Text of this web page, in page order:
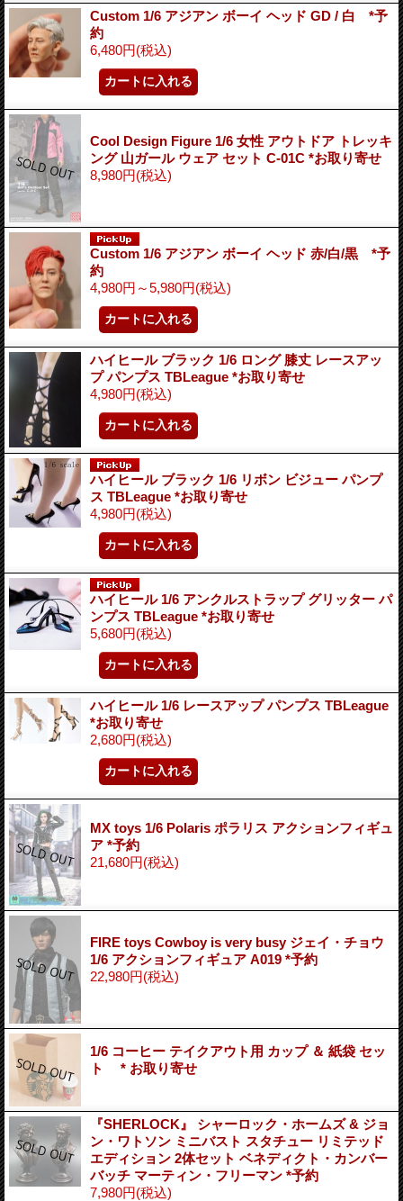
Custom 1/6 アジアン ボーイ ヘッド GD / 白 *予
約
6,480円(税込)
Cool Design Figure 1/6 女性 アウトドア トレッキ
ング 山ガール ウェア セット C-01C *お取り寄せ
8,980円(税込)
Custom 1/6 アジアン ボーイ ヘッド 赤/白/黒 *予
約
4,980円～5,980円(税込)
ハイヒール ブラック 1/6 ロング 膝丈 レースアッ
プ パンプス TBLeague *お取り寄せ
4,980円(税込)
ハイヒール ブラック 1/6 リボン ビジュー パンプ
ス TBLeague *お取り寄せ
4,980円(税込)
ハイヒール 1/6 アンクルストラップ グリッター パ
ンプス TBLeague *お取り寄せ
5,680円(税込)
ハイヒール 1/6 レースアップ パンプス TBLeague
*お取り寄せ
2,680円(税込)
MX toys 1/6 Polaris ポラリス アクションフィギュ
ア *予約
21,680円(税込)
FIRE toys Cowboy is very busy ジェイ・チョウ
1/6 アクションフィギュア A019 *予約
22,980円(税込)
1/6 コーヒー テイクアウト用 カップ ＆ 紙袋 セッ
ト * お取り寄せ
『SHERLOCK』 シャーロック・ホームズ & ジョ
ン・ワトソン ミニバスト スタチュー リミテッド
エディション 2体セット ベネディクト・カンバー
バッチ マーティン・フリーマン *予約
7,980円(税込)